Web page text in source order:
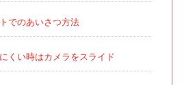
でのあいさつ方法
くい時はカメラをスライド